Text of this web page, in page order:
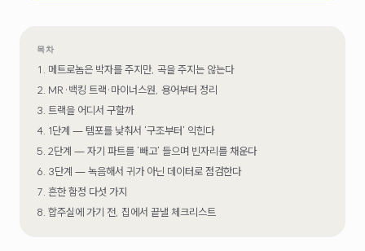
목차
메트로놈은 박자를 주지만, 곡을 주지는 않는다
MR·백킹 트랙·마이너스원, 용어부터 정리
트랙을 어디서 구할까
1단계 — 템포를 낮춰서 '구조부터' 익힌다
2단계 — 자기 파트를 '빼고' 들으며 빈자리를 채운다
3단계 — 녹음해서 귀가 아닌 데이터로 점검한다
흔한 함정 다섯 가지
합주실에 가기 전, 집에서 끝낼 체크리스트